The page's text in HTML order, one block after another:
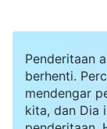
Penderitaan
berhenti.
mendengar
kita, dan Dia